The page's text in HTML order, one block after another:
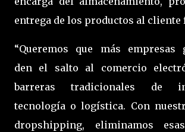
entrega de los productos al cliente
“Queremos que más empresas
den el salto al comercio
barreras tradicionales de
tecnología o logística. Con
dropshipping, eliminamos